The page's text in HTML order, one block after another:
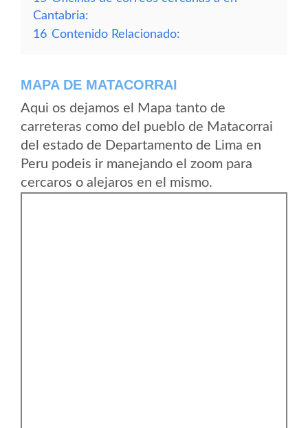
Cantabria:
16 Contenido Relacionado:
MAPA DE MATACORRAI
Aqui os dejamos el Mapa tanto de
carreteras como del pueblo de Matacorrai
del estado de Departamento de Lima en
Peru podeis ir manejando el zoom para
cercaros o alejaros en el mismo.